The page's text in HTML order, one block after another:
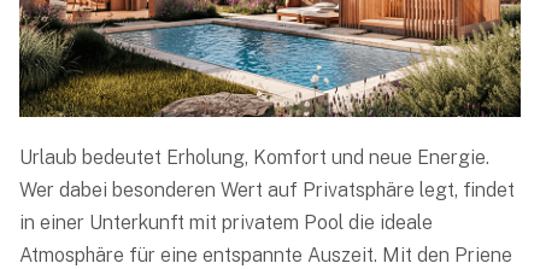
Urlaub bedeutet Erholung, Komfort und neue Energie.
Wer dabei besonderen Wert auf Privatsphäre legt, findet
in einer Unterkunft mit privatem Pool die ideale
Atmosphäre für eine entspannte Auszeit. Mit den Priene